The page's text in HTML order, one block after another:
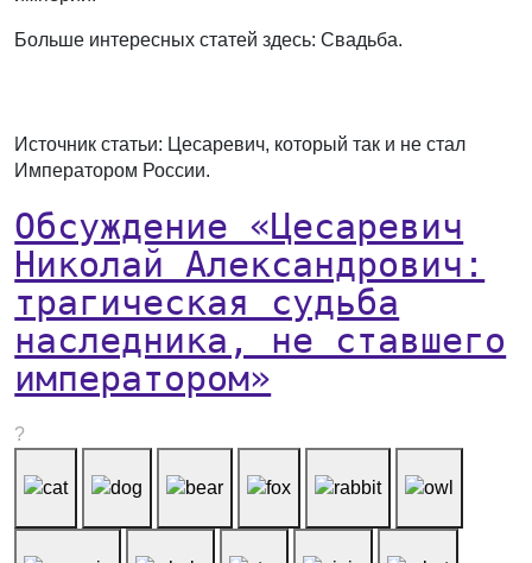
Больше интересных статей здесь: Свадьба.
Источник статьи: Цесаревич, который так и не стал
Императором России.
Обсуждение «Цесаревич
Николай Александрович:
трагическая судьба
наследника, не ставшего
императором»
?